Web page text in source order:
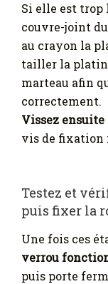
Si elle est trop
couvre-joint
au crayon la
tailler la platine
marteau afin
correctement.
Vissez
vis de fixation
Testez et
puis fixer la
Une fois ces
verrou
puis porte